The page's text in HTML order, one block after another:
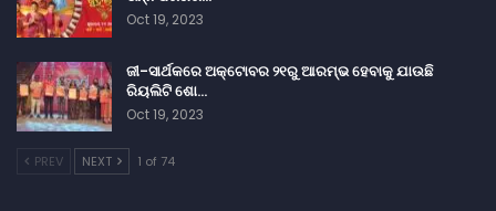
Oct 19, 2023
ଜୀ-ସାର୍ଥକରେ ଅକ୍ଟୋବର ୨୧ରୁ ଆରମ୍ଭ ହେବାକୁ ଯାଉଛି
ରିୟଲିଟି ଶୋ…
Oct 19, 2023
PREV NEXT 1 of 74